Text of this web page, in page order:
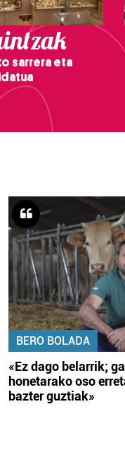
sarrera eta
BERO BOLADA
«Ez dago belarrik;
honetarako oso
bazter guztiak»